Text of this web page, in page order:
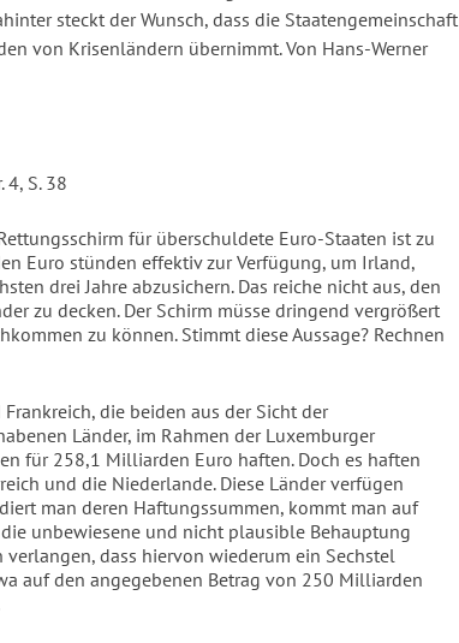
steckt der Wunsch, dass die Staatengemeinschaft
von Krisenländern übernimmt. Von Hans-Werner
S. 38
für überschuldete Euro-Staaten ist zu
Euro stünden effektiv zur Verfügung, um Irland,
drei Jahre abzusichern. Das reiche nicht aus, den
zu decken. Der Schirm müsse dringend vergrößert
zu können. Stimmt diese Aussage? Rechnen
die beiden aus der Sicht der
Länder, im Rahmen der Luxemburger
für 258,1 Milliarden Euro haften. Doch es haften
und die Niederlande. Diese Länder verfügen
man deren Haftungssummen, kommt man auf
unbewiesene und nicht plausible Behauptung
dass hiervon wiederum ein Sechstel
auf den angegebenen Betrag von 250 Milliarden